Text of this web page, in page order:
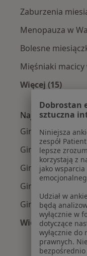
Zaburzenia
Menopauza w
Bolesne
Mięśniaki
Więcej (15)
Więcej w
Ginekolodzy z
Ginekolodzy z
Ginekolodzy z
Ginekolodzy z
Ginekolodzy z
Więcej (14)
Więcej w
Dobrostan
sztuczna
Niniejsza
zespół
lepsze
korzystają z
jako
Udział w
będą
wyłącznie w
dotyczące
wyłącznie
prawnych.